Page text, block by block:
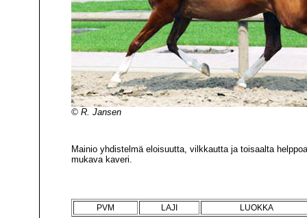
© R. Jansen
Mainio yhdistelmä eloisuutta, vilkkautta ja toisaalta
mukava kaveri.
PVM LAJI LUOKKA